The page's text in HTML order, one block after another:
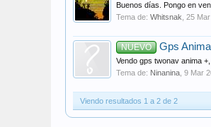
Buenos días. Pongo en
Tema de: Whitsnak 25
NUEVO Gps
Vendo gps twonav anima
Tema de: Ninanina 9 Mar
Viendo resultados 1 a 2 de 2